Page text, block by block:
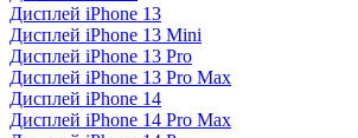
Дисплей iPhone 13
Дисплей iPhone 13 Mini
Дисплей iPhone 13 Pro
Дисплей iPhone 13 Pro Max
Дисплей iPhone 14
Дисплей iPhone 14 Pro Max